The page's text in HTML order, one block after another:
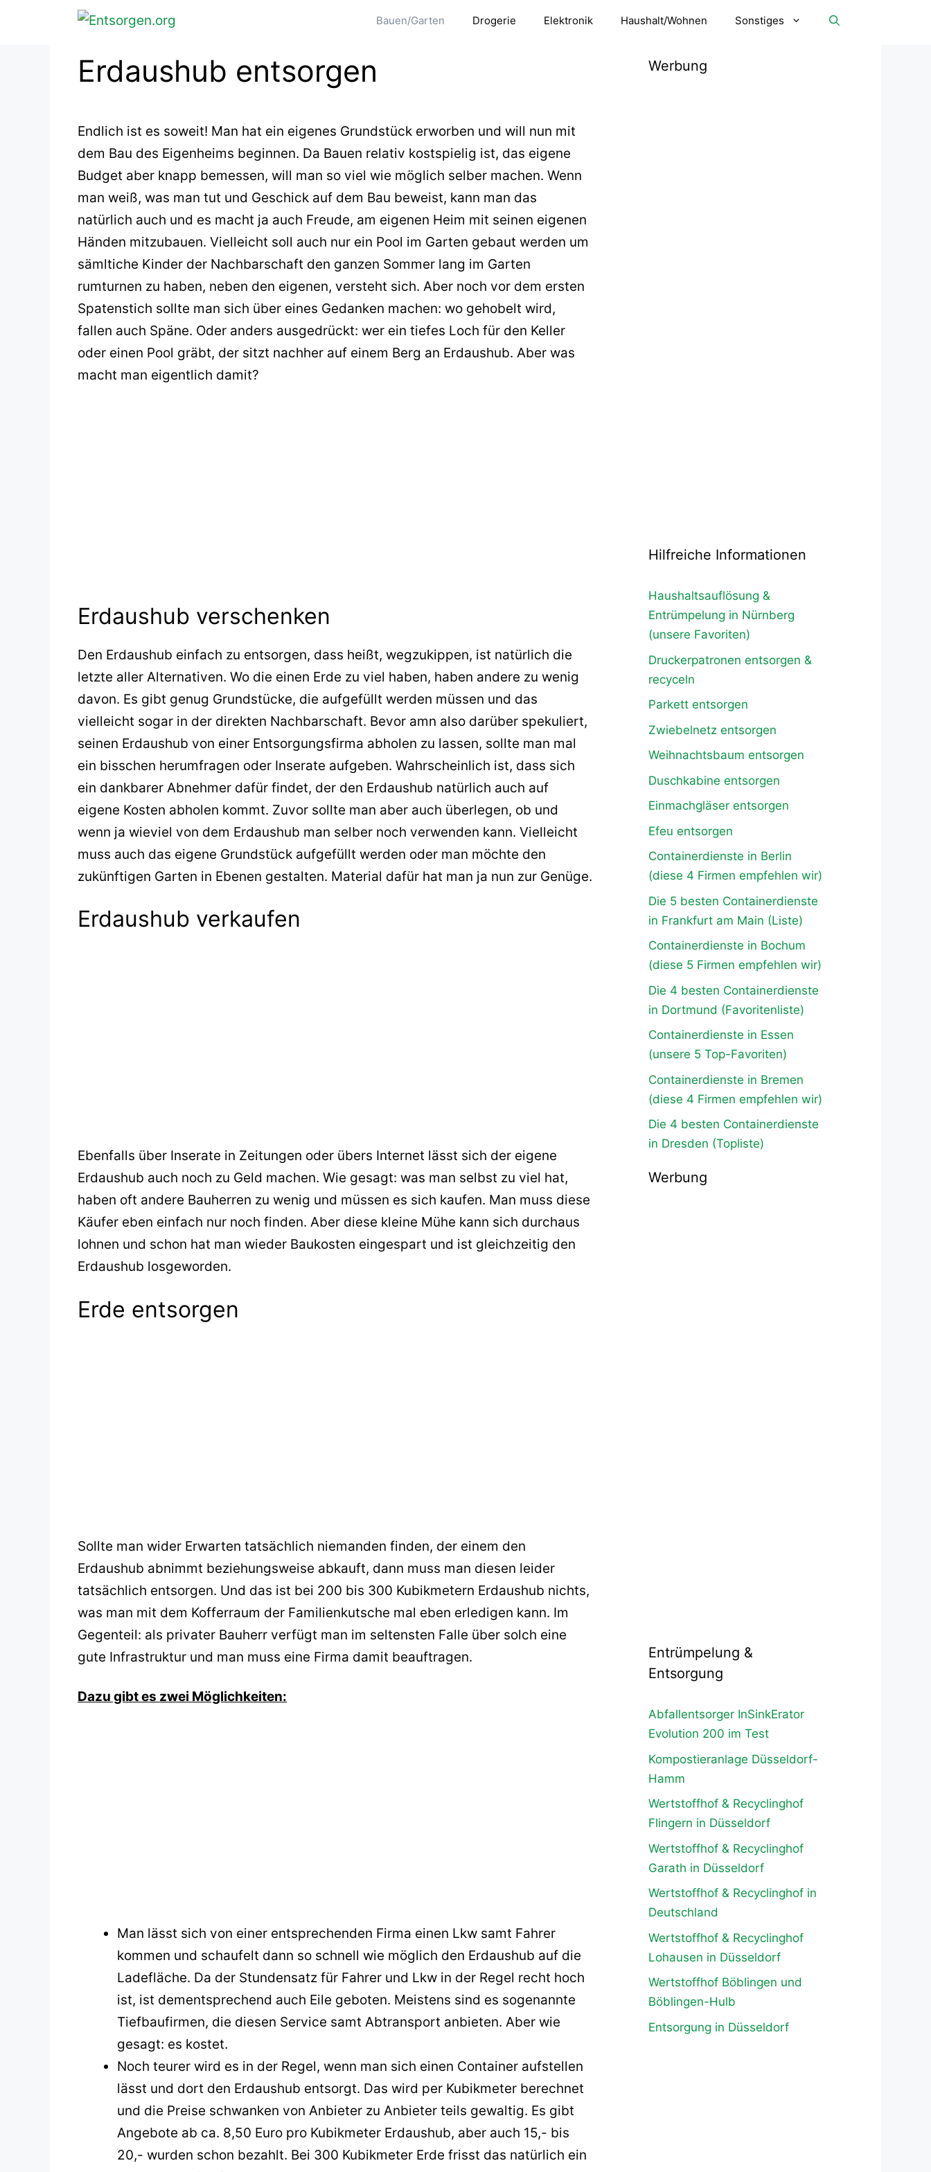
Bauen/Garten Drogerie Elektronik Haushalt/Wohnen Sonstiges
Erdaushub entsorgen
Endlich ist es soweit! Man hat ein eigenes Grundstück erworben und will nun mit
dem Bau des Eigenheims beginnen. Da Bauen relativ kostspielig ist, das eigene
Budget aber knapp bemessen, will man so viel wie möglich selber machen. Wenn
man weiß, was man tut und Geschick auf dem Bau beweist, kann man das
natürlich auch und es macht ja auch Freude, am eigenen Heim mit seinen eigenen
Händen mitzubauen. Vielleicht soll auch nur ein Pool im Garten gebaut werden um
sämltiche Kinder der Nachbarschaft den ganzen Sommer lang im Garten
rumturnen zu haben, neben den eigenen, versteht sich. Aber noch vor dem ersten
Spatenstich sollte man sich über eines Gedanken machen: wo gehobelt wird,
fallen auch Späne. Oder anders ausgedrückt: wer ein tiefes Loch für den Keller
oder einen Pool gräbt, der sitzt nachher auf einem Berg an Erdaushub. Aber was
macht man eigentlich damit?
Erdaushub verschenken
Den Erdaushub einfach zu entsorgen, dass heißt, wegzukippen, ist natürlich die
letzte aller Alternativen. Wo die einen Erde zu viel haben, haben andere zu wenig
davon. Es gibt genug Grundstücke, die aufgefüllt werden müssen und das
vielleicht sogar in der direkten Nachbarschaft. Bevor amn also darüber spekuliert,
seinen Erdaushub von einer Entsorgungsfirma abholen zu lassen, sollte man mal
ein bisschen herumfragen oder Inserate aufgeben. Wahrscheinlich ist, dass sich
ein dankbarer Abnehmer dafür findet, der den Erdaushub natürlich auch auf
eigene Kosten abholen kommt. Zuvor sollte man aber auch überlegen, ob und
wenn ja wieviel von dem Erdaushub man selber noch verwenden kann. Vielleicht
muss auch das eigene Grundstück aufgefüllt werden oder man möchte den
zukünftigen Garten in Ebenen gestalten. Material dafür hat man ja nun zur Genüge.
Erdaushub verkaufen
Ebenfalls über Inserate in Zeitungen oder übers Internet lässt sich der eigene
Erdaushub auch noch zu Geld machen. Wie gesagt: was man selbst zu viel hat,
haben oft andere Bauherren zu wenig und müssen es sich kaufen. Man muss diese
Käufer eben einfach nur noch finden. Aber diese kleine Mühe kann sich durchaus
lohnen und schon hat man wieder Baukosten eingespart und ist gleichzeitig den
Erdaushub losgeworden.
Erde entsorgen
Sollte man wider Erwarten tatsächlich niemanden finden, der einem den
Erdaushub abnimmt beziehungsweise abkauft, dann muss man diesen leider
tatsächlich entsorgen. Und das ist bei 200 bis 300 Kubikmetern Erdaushub nichts,
was man mit dem Kofferraum der Familienkutsche mal eben erledigen kann. Im
Gegenteil: als privater Bauherr verfügt man im seltensten Falle über solch eine
gute Infrastruktur und man muss eine Firma damit beauftragen.
Dazu gibt es zwei Möglichkeiten:
Man lässt sich von einer entsprechenden Firma einen Lkw samt Fahrer
kommen und schaufelt dann so schnell wie möglich den Erdaushub auf die
Ladefläche. Da der Stundensatz für Fahrer und Lkw in der Regel recht hoch
ist, ist dementsprechend auch Eile geboten. Meistens sind es sogenannte
Tiefbaufirmen, die diesen Service samt Abtransport anbieten. Aber wie
gesagt: es kostet.
Noch teurer wird es in der Regel, wenn man sich einen Container aufstellen
lässt und dort den Erdaushub entsorgt. Das wird per Kubikmeter berechnet
und die Preise schwanken von Anbieter zu Anbieter teils gewaltig. Es gibt
Angebote ab ca. 8,50 Euro pro Kubikmeter Erdaushub, aber auch 15,- bis
20,- wurden schon bezahlt. Bei 300 Kubikmeter Erde frisst das natürlich ein
Werbung
Hilfreiche Informationen
Haushaltsauflösung &
Entrümpelung in Nürnberg
(unsere Favoriten)
Druckerpatronen entsorgen &
recyceln
Parkett entsorgen
Zwiebelnetz entsorgen
Weihnachtsbaum entsorgen
Duschkabine entsorgen
Einmachgläser entsorgen
Efeu entsorgen
Containerdienste in Berlin
(diese 4 Firmen empfehlen wir)
Die 5 besten Containerdienste
in Frankfurt am Main (Liste)
Containerdienste in Bochum
(diese 5 Firmen empfehlen wir)
Die 4 besten Containerdienste
in Dortmund (Favoritenliste)
Containerdienste in Essen
(unsere 5 Top-Favoriten)
Containerdienste in Bremen
(diese 4 Firmen empfehlen wir)
Die 4 besten Containerdienste
in Dresden (Topliste)
Werbung
Entrümpelung &
Entsorgung
Abfallentsorger InSinkErator
Evolution 200 im Test
Kompostieranlage Düsseldorf-
Hamm
Wertstoffhof & Recyclinghof
Flingern in Düsseldorf
Wertstoffhof & Recyclinghof
Garath in Düsseldorf
Wertstoffhof & Recyclinghof in
Deutschland
Wertstoffhof & Recyclinghof
Lohausen in Düsseldorf
Wertstoffhof Böblingen und
Böblingen-Hulb
Entsorgung in Düsseldorf